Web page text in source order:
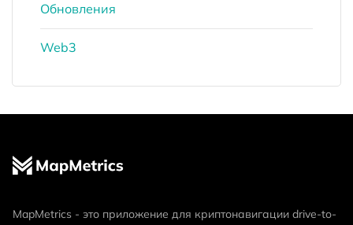
Обновления
Web3
MapMetrics - это приложение для криптонавигации drive-to-